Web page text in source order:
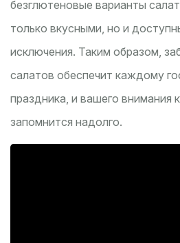
безглютеновые варианты
только вкусными, но и
исключения. Таким образом,
салатов обеспечит каждому
праздника, и вашего внимания
запомнится надолго.